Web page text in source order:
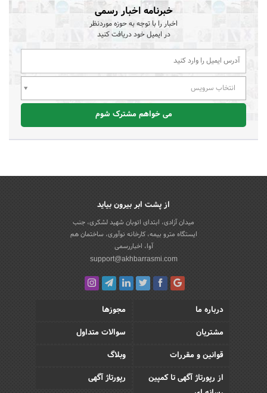
خبرنامه اخبار رسمی
اخبار را با توجه به حوزه موردنظر
در ایمیل خود دریافت کنید
انتخاب سرویس
می خواهم مشترک شوم
از پشت ابر بیرون بیاید
میدان آزادی، ابتدای اتوبان شهید لشکری، جنب
ایستگاه مترو بیمه، کارخانه نوآوری، ساختمان هم
آوا، اخباررسمی
support@akhbarrasmi.com
درباره ما
مجوزها
مشتریان
سوالات متداول
قوانین و مقررات
وبلاگ
از رپورتاژ آگهی تا کمپین
رپورتاژ آگهی